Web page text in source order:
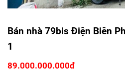
Bán nhà 79bis Điện Biên
1
89.000.000.000đ